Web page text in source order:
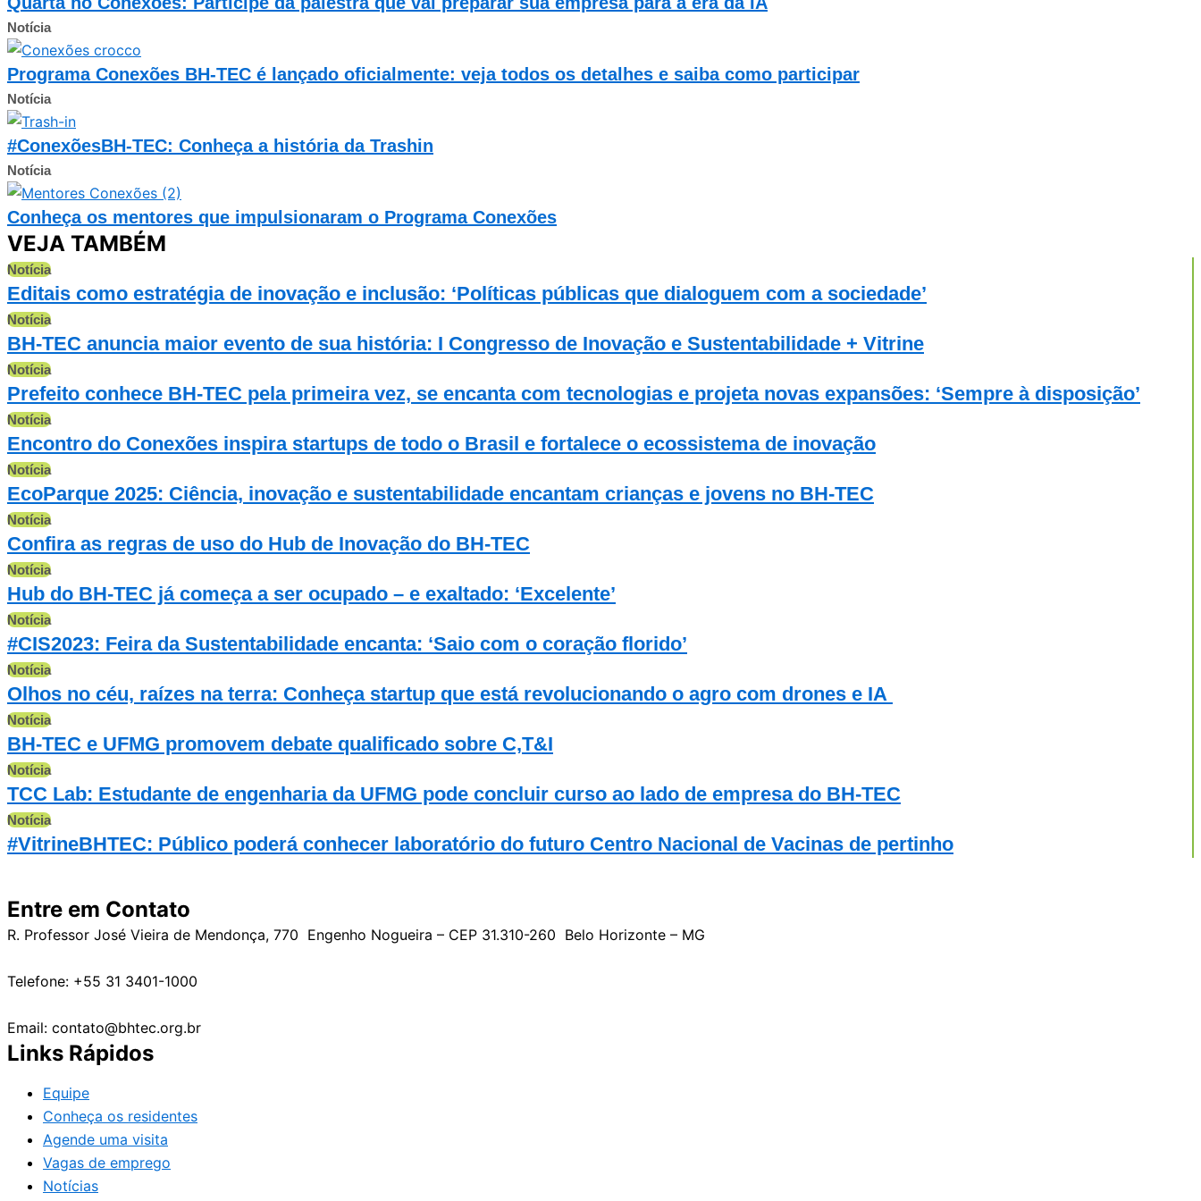
Notícia
Programa Conexões BH-TEC é lançado oficialmente: veja todos os detalhes e saiba como participar
Notícia
#ConexõesBH-TEC: Conheça a história da Trashin
Notícia
Conheça os mentores que impulsionaram o Programa Conexões
VEJA TAMBÉM
Notícia
Editais como estratégia de inovação e inclusão: ‘Políticas públicas que dialoguem com a sociedade’
Notícia
BH-TEC anuncia maior evento de sua história: I Congresso de Inovação e Sustentabilidade + Vitrine
Notícia
Prefeito conhece BH-TEC pela primeira vez, se encanta com tecnologias e projeta novas expansões: ‘Sempre à disposição’
Notícia
Encontro do Conexões inspira startups de todo o Brasil e fortalece o ecossistema de inovação
Notícia
EcoParque 2025: Ciência, inovação e sustentabilidade encantam crianças e jovens no BH-TEC
Notícia
Confira as regras de uso do Hub de Inovação do BH-TEC
Notícia
Hub do BH-TEC já começa a ser ocupado – e exaltado: ‘Excelente’
Notícia
#CIS2023: Feira da Sustentabilidade encanta: ‘Saio com o coração florido’
Notícia
Olhos no céu, raízes na terra: Conheça startup que está revolucionando o agro com drones e IA
Notícia
BH-TEC e UFMG promovem debate qualificado sobre C,T&I
Notícia
TCC Lab: Estudante de engenharia da UFMG pode concluir curso ao lado de empresa do BH-TEC
Notícia
#VitrineBHTEC: Público poderá conhecer laboratório do futuro Centro Nacional de Vacinas de pertinho
Entre em Contato
R. Professor José Vieira de Mendonça, 770 Engenho Nogueira – CEP 31.310-260 Belo Horizonte – MG
Telefone: +55 31 3401-1000
Email: contato@bhtec.org.br
Links Rápidos
Equipe
Conheça os residentes
Agende uma visita
Vagas de emprego
Notícias